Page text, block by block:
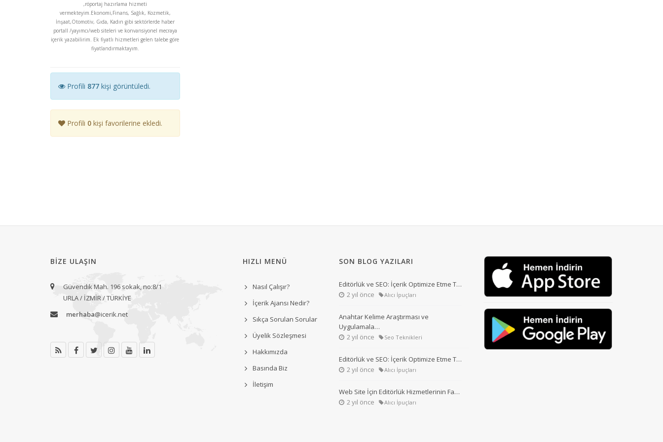
,röportaj hazırlama hizmeti
vermekteyim.Ekonomi,Finans, Sağlık, Kozmetik,
İnşaat,Otomotiv, Gıda, Kadın gibi sektörlerde haber
portalI /yayımcı/web siteleri ve konvansiyonel mecraya
içerik yazabilirim. Ek fiyatlı hizmetleri gelen talebe göre
fiyatlandırmaktayım.
Profili 877 kişi görüntüledi.
Profili 0 kişi favorilerine ekledi.
BIZE ULAŞIN
Güvendik Mah. 196 sokak, no:8/1
URLA / İZMİR / TÜRKİYE
merhaba@icerik.net
HIZLI MENÜ
Nasıl Çalışır?
İçerik Ajansı Nedir?
Sıkça Sorulan Sorular
Üyelik Sözleşmesi
Hakkımızda
Basında Biz
İletişim
SON BLOG YAZILARI
Editörlük ve SEO: İçerik Optimize Etme T…
2 yıl önce
Alıcı İpuçları
Anahtar Kelime Araştırması ve
Uygulamala…
2 yıl önce
Seo Teknikleri
Editörlük ve SEO: İçerik Optimize Etme T…
2 yıl önce
Alıcı İpuçları
Web Site İçin Editörlük Hizmetlerinin Fa…
2 yıl önce
Alıcı İpuçları